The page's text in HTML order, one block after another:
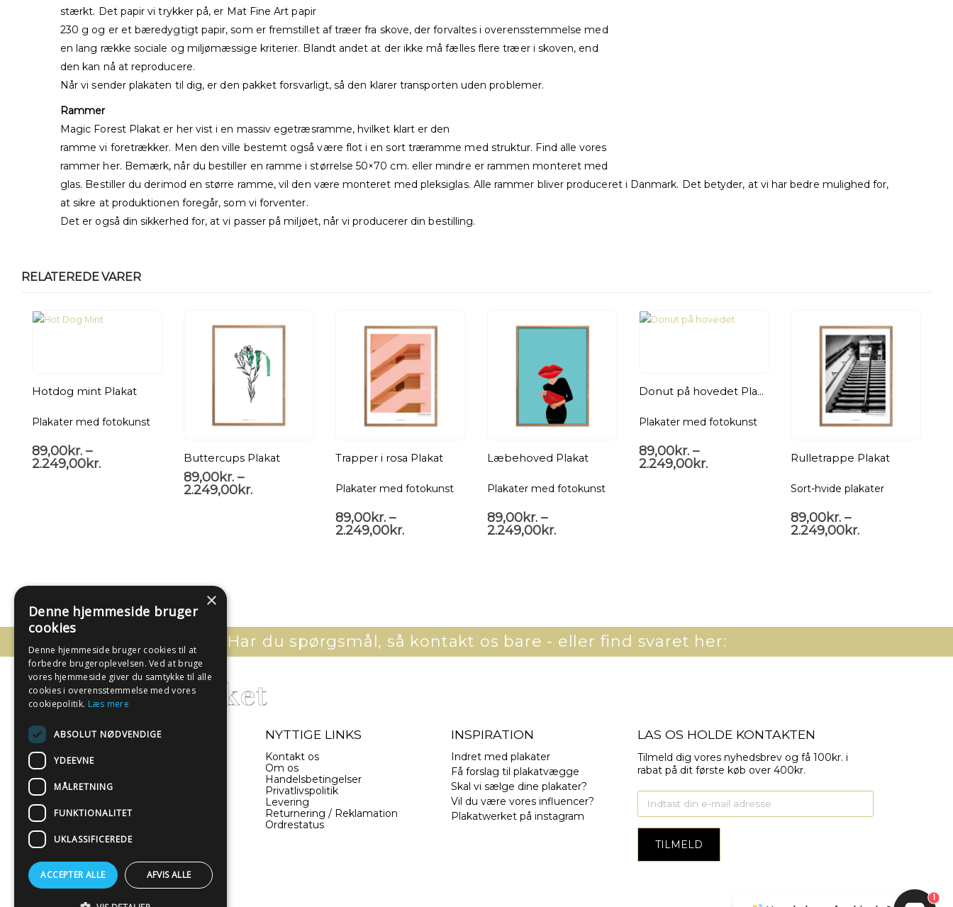
stærkt. Det papir vi trykker på, er Mat Fine Art papir
230 g og er et bæredygtigt papir, som er fremstillet af træer fra skove, der forvaltes i overensstemmelse med
en lang række sociale og miljømæssige kriterier. Blandt andet at der ikke må fælles flere træer i skoven, end
den kan nå at reproducere.
Når vi sender plakaten til dig, er den pakket forsvarligt, så den klarer transporten uden problemer.
Rammer
Magic Forest Plakat er her vist i en massiv egetræsramme, hvilket klart er den
ramme vi foretrækker. Men den ville bestemt også være flot i en sort træramme med struktur. Find alle vores
rammer her. Bemærk, når du bestiller en ramme i størrelse 50×70 cm. eller mindre er rammen monteret med
glas. Bestiller du derimod en større ramme, vil den være monteret med pleksiglas. Alle rammer bliver produceret i Danmark. Det betyder, at vi har bedre mulighed for,
at sikre at produktionen foregår, som vi forventer.
Det er også din sikkerhed for, at vi passer på miljøet, når vi producerer din bestilling.
RELATEREDE VARER
Hotdog mint Plakat
Plakater med fotokunst
89,00kr. –
2.249,00kr. Buttercups Plakat
89,00kr. –
2.249,00kr.
Trapper i rosa Plakat
Plakater med fotokunst
89,00kr. –
2.249,00kr.
Læbehoved Plakat
Plakater med fotokunst
89,00kr. –
2.249,00kr.
Donut på hovedet Plakat
Plakater med fotokunst
89,00kr. –
2.249,00kr. Rulletrappe Plakat
Sort-hvide plakater
89,00kr. –
2.249,00kr.
Har du spørgsmål, så kontakt os bare - eller find svaret her:
- EN DEL AF ILLUX A/S
Sverigesvej 11
8660 Skanderborg
NYTTIGE LINKS
Kontakt os
Om os
Handelsbetingelser
Privatlivspolitik
Levering
Returnering / Reklamation
Ordrestatus
INSPIRATION
Indret med plakater
Få forslag til plakatvægge
Skal vi sælge dine plakater?
Vil du være vores influencer?
Plakatwerket på instagram
LAS OS HOLDE KONTAKTEN
Tilmeld dig vores nyhedsbrev og få 100kr. i
rabat på dit første køb over 400kr.
1
×
Denne hjemmeside bruger
cookies
Denne hjemmeside bruger cookies til at
forbedre brugeroplevelsen. Ved at bruge
vores hjemmeside giver du samtykke til alle
cookies i overensstemmelse med vores
cookiepolitik. Læs mere
ABSOLUT NØDVENDIGE
YDEEVNE
MÅLRETNING
FUNKTIONALITET
UKLASSIFICEREDE
ACCEPTER ALLE AFVIS ALLE